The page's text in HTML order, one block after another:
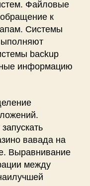
Файловые
к
Системы
backup
информацию
вавада на
Выравнивание
между